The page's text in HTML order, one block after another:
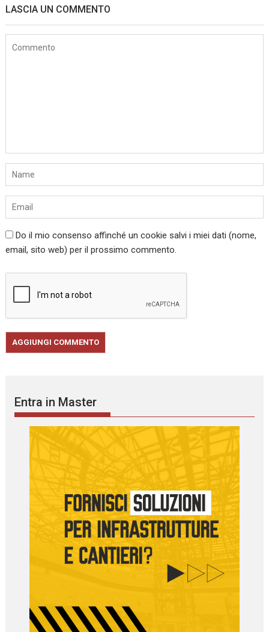
LASCIA UN COMMENTO
Do il mio consenso affinché un cookie salvi i miei dati (nome,
email, sito web) per il prossimo commento.
Entra in Master